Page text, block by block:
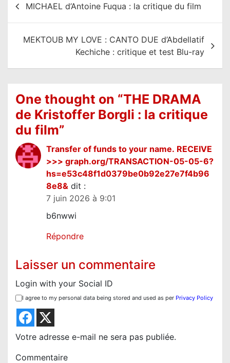
v
d
MICHAEL d’Antoine Fuqua : la critique du film
MEKTOUB MY LOVE : CANTO DUE d’Abdellatif
Kechiche : critique et test Blu-ray
One thought on “THE DRAMA
de Kristoffer Borgli : la critique
du film”
Transfer of funds to your name. RECEIVE
>>> graph.org/TRANSACTION-05-05-6?
hs=e53c48f1d0379be0b92e27e7f4b96
8e8& dit :
7 juin 2026 à 9:01
b6nwwi
Répondre
Laisser un commentaire
Login with your Social ID
I agree to my personal data being stored and used as per Privacy Policy
Votre adresse e-mail ne sera pas publiée.
Commentaire